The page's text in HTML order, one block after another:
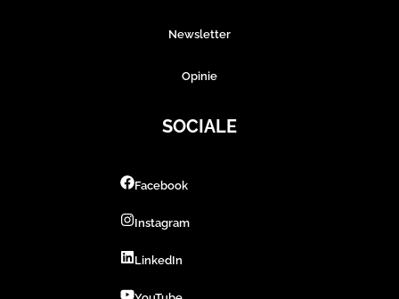
Newsletter
Opinie
SOCIALE
Facebook
Instagram
LinkedIn